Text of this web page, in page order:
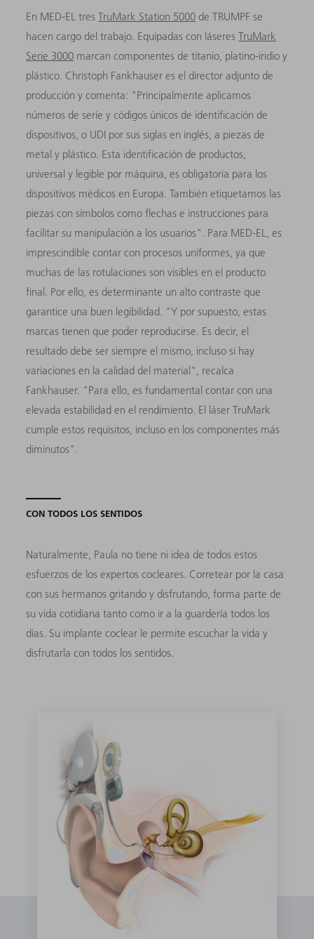
En MED-EL tresTruMark Station 5000 de TRUMPF se
hacen cargo del trabajo. Equipadas con láseresTruMark
Serie 3000 marcan componentes de titanio, platino-iridio y
plástico. Christoph Fankhauser es el director adjunto de
producción y comenta: "Principalmente aplicamos
números de serie y códigos únicos de identificación de
dispositivos, o UDI por sus siglas en inglés, a piezas de
metal y plástico. Esta identificación de productos,
universal y legible por máquina, es obligatoria para los
dispositivos médicos en Europa. También etiquetamos las
piezas con símbolos como flechas e instrucciones para
facilitar su manipulación a los usuarios". Para MED-EL, es
imprescindible contar con procesos uniformes, ya que
muchas de las rotulaciones son visibles en el producto
final. Por ello, es determinante un alto contraste que
garantice una buen legibilidad. "Y por supuesto, estas
marcas tienen que poder reproducirse. Es decir, el
resultado debe ser siempre el mismo, incluso si hay
variaciones en la calidad del material", recalca
Fankhauser. "Para ello, es fundamental contar con una
elevada estabilidad en el rendimiento. El láser TruMark
cumple estos requisitos, incluso en los componentes más
diminutos".
CON TODOS LOS SENTIDOS
Naturalmente, Paula no tiene ni idea de todos estos
esfuerzos de los expertos cocleares. Corretear por la casa
con sus hermanos gritando y disfrutando, forma parte de
su vida cotidiana tanto como ir a la guardería todos los
días. Su implante coclear le permite escuchar la vida y
disfrutarla con todos los sentidos.